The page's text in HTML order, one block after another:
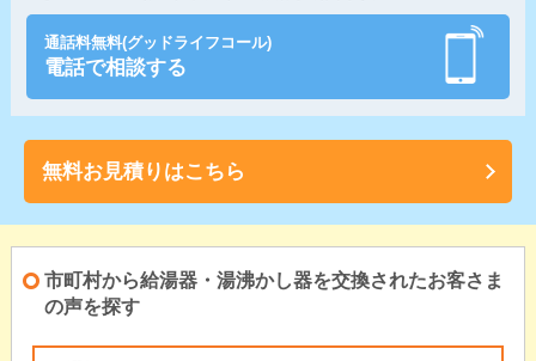
通話料無料(グッドライフコール)
電話で相談する
無料お見積りはこちら
市町村から給湯器・湯沸かし器を交換されたお客さま
の声を探す